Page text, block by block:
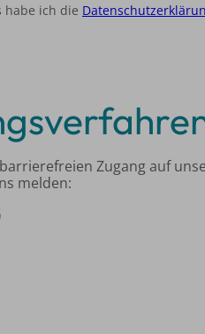
habe ich die
Zugang auf
melden: